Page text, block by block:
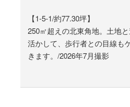
【1-5-1/約77.30坪】
250㎡超えの北東角地。土地
活かして、歩行者との目線も
きます。/2026年7月撮影